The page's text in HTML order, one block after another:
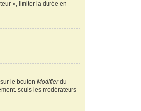
», limiter la durée en
sur le boutonModifierdu
seuls les modérateurs